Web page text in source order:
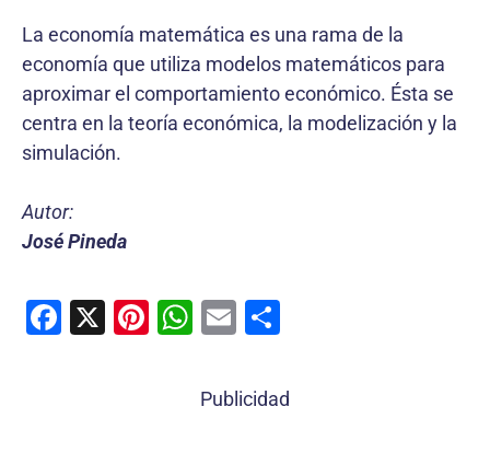
La economía matemática es una rama de la
economía que utiliza modelos matemáticos para
aproximar el comportamiento económico. Ésta se
centra en la teoría económica, la modelización y la
simulación.
Autor:
José Pineda
F
X
Pi
W
at
E
ai m
Publicidad